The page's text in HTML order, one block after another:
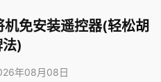
免安装遥控器(轻松胡
法)
年08月08日